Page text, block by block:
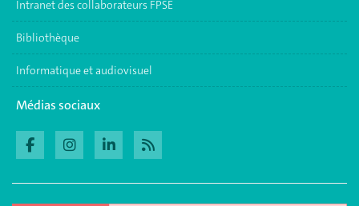
Intranet des collaborateurs FPSE
Bibliothèque
Informatique et audiovisuel
Médias sociaux